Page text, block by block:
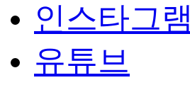
인스타그램
유튜브